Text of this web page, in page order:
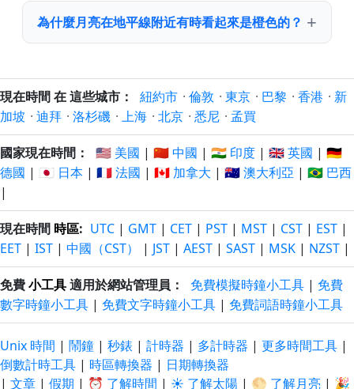
為什麼月亮在地平線附近有時看起來是橙色的？
現在時間 在 這些城市： 紐約市 · 倫敦 · 東京 · 巴黎 · 香港 · 新
加坡 · 迪拜 · 洛杉磯 · 上海 · 北京 · 悉尼 · 孟買
國家現在時間： 🇺🇸 美國 | 🇨🇳 中國 | 🇮🇳 印度 | 🇬🇧 英國 | 🇩🇪
德國 | 🇯🇵 日本 | 🇫🇷 法國 | 🇨🇦 加拿大 | 🇦🇺 澳大利亞 | 🇧🇷 巴西
|
現在時間 時區: UTC | GMT | CET | PST | MST | CST | EST |
EET | IST | 中國（CST） | JST | AEST | SAST | MSK | NZST |
免費小工具適用於網站管理員： 免費模擬時鐘小工具 | 免費
數字時鐘小工具 | 免費文字時鐘小工具 | 免費詞語時鐘小工具
Unix 時間 | 鬧鐘 | 秒錶 | 計時器 | 多計時器 | 更多時間工具 |
倒數計時工具 | 時區轉換器 | 日期轉換器
| 文章 | 假期 | ⏰ 了解時間 | ☀️ 了解太陽 | 🌕 了解月亮 | 🎉